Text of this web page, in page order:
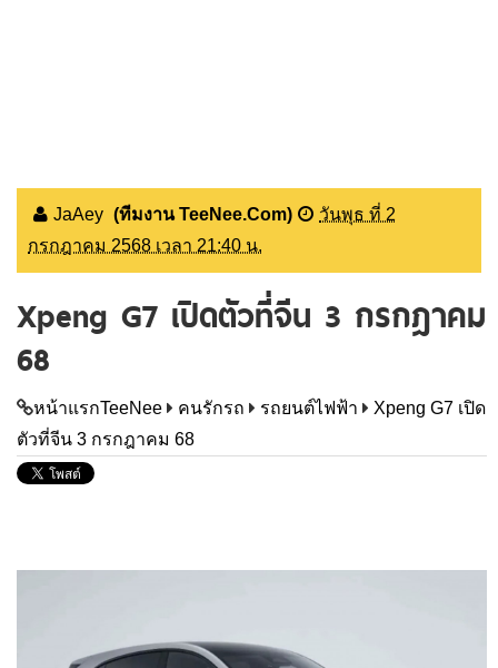
JaAey (ทีมงาน TeeNee.Com)
วันพุธ ที่ 2
กรกฎาคม 2568 เวลา 21:40 น.
Xpeng G7 เปิดตัวที่จีน 3 กรกฎาคม
68
หน้าแรกTeeNee คนรักรถ รถยนต์ไฟฟ้า
Xpeng G7 เปิด
ตัวที่จีน 3 กรกฎาคม 68